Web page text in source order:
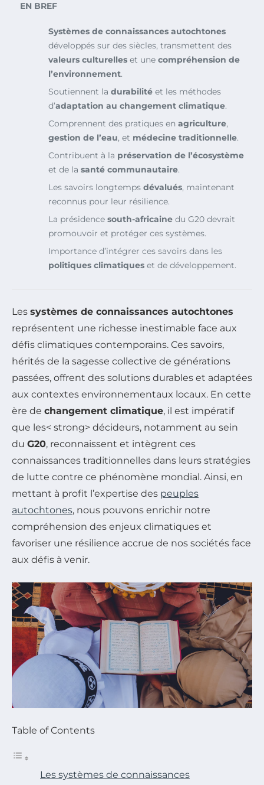
EN BREF
Systèmes de connaissances autochtones
développés sur des siècles, transmettent des
valeurs culturelles et une compréhension de
l’environnement.
Soutiennent la durabilité et les méthodes
d’adaptation au changement climatique.
Comprennent des pratiques en agriculture,
gestion de l’eau, et médecine traditionnelle.
Contribuent à la préservation de l’écosystème
et de la santé communautaire.
Les savoirs longtemps dévalués, maintenant
reconnus pour leur résilience.
La présidence south-africaine du G20 devrait
promouvoir et protéger ces systèmes.
Importance d’intégrer ces savoirs dans les
politiques climatiques et de développement.
Les systèmes de connaissances autochtones
représentent une richesse inestimable face aux
défis climatiques contemporains. Ces savoirs,
hérités de la sagesse collective de générations
passées, offrent des solutions durables et adaptées
aux contextes environnementaux locaux. En cette
ère de changement climatique, il est impératif
que les< strong> décideurs, notamment au sein
du G20, reconnaissent et intègrent ces
connaissances traditionnelles dans leurs stratégies
de lutte contre ce phénomène mondial. Ainsi, en
mettant à profit l’expertise des peuples
autochtones, nous pouvons enrichir notre
compréhension des enjeux climatiques et
favoriser une résilience accrue de nos sociétés face
aux défis à venir.
Table of Contents
Les systèmes de connaissances